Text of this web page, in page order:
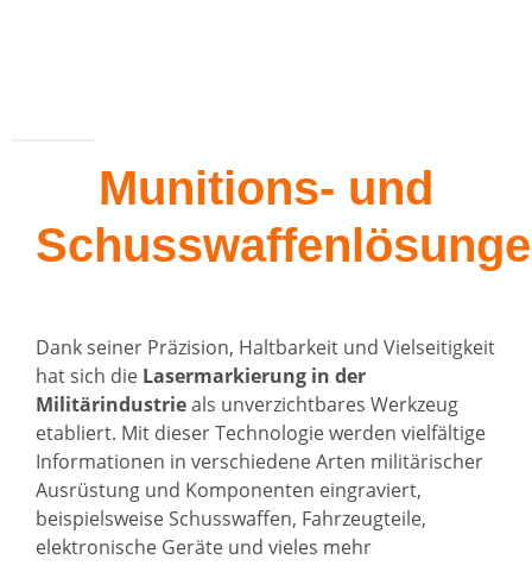
Munitions- und
Dank seiner Präzision, Haltbarkeit und Vielseitigkeit
hat sich die Lasermarkierung in der
Militärindustrieals unverzichtbares Werkzeug
etabliert. Mit dieser Technologie werden vielfältige
Informationen in verschiedene Arten militärischer
Ausrüstung und Komponenten eingraviert,
beispielsweise Schusswaffen, Fahrzeugteile,
elektronische Geräte und vieles mehr